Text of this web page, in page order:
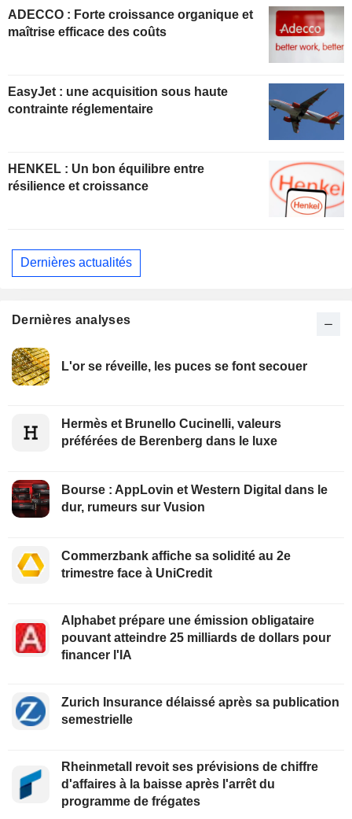
ADECCO : Forte croissance organique et
maîtrise efficace des coûts
EasyJet : une acquisition sous haute
contrainte réglementaire
HENKEL : Un bon équilibre entre
résilience et croissance
Dernières actualités
Dernières analyses
L'or se réveille, les puces se font secouer
Hermès et Brunello Cucinelli, valeurs
préférées de Berenberg dans le luxe
Bourse : AppLovin et Western Digital dans le
dur, rumeurs sur Vusion
Commerzbank affiche sa solidité au 2e
trimestre face à UniCredit
Alphabet prépare une émission obligataire
pouvant atteindre 25 milliards de dollars pour
financer l'IA
Zurich Insurance délaissé après sa publication
semestrielle
Rheinmetall revoit ses prévisions de chiffre
d'affaires à la baisse après l'arrêt du
programme de frégates